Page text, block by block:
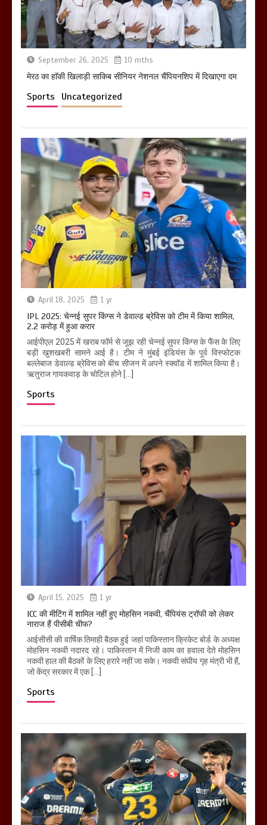
March 11, 2025
September 26, 2025 10 mths
मेरठ का हाॅकी खिलाड़ी साकिब सीनियर नेशनल चैंपियनशिप में दिखाएगा दम
Sports Uncategorized
April 18, 2025 1 yr
IPL 2025: चेन्नई सुपर किंग्स ने डेवाल्ड ब्रेविस को टीम में किया शामिल,
2.2 करोड़ में हुआ करार
आईपीएल 2025 में खराब फॉर्म से जूझ रही चेन्नई सुपर किंग्स के फैंस के लिए
बड़ी खुशखबरी सामने आई है। टीम ने मुंबई इंडियंस के पूर्व विस्फोटक
बल्लेबाज डेवाल्ड ब्रेविस को बीच सीजन में अपने स्क्वॉड में शामिल किया है।
ऋतुराज गायकवाड़ के चोटिल होने […]
Sports
April 15, 2025 1 yr
ICC की मीटिंग में शामिल नहीं हुए मोहसिन नकवी, चैंपियंस ट्रॉफी को लेकर
नाराज हैं पीसीबी चीफ?
आईसीसी की वार्षिक तिमाही बैठक हुई जहां पाकिस्तान क्रिकेट बोर्ड के अध्यक्ष
मोहसिन नकवी नदारद रहे। पाकिस्तान में निजी काम का हवाला देते मोहसिन
नकवी हाल की बैठकों के लिए हरारे नहीं जा सके। नकवी संघीय गृह मंत्री भी हैं,
जो केंद्र सरकार में एक […]
Sports